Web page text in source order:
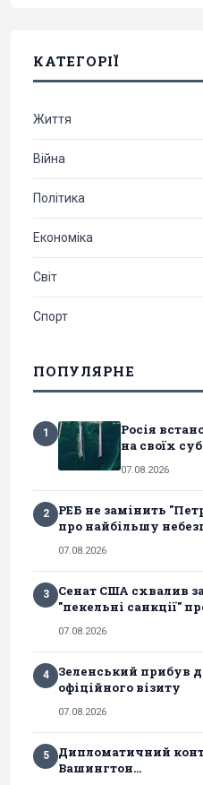
КАТЕГОРІЇ
Життя
Війна
Політика
Економіка
Світ
Спорт
ПОПУЛЯРНЕ
1
Росія
на своїх
07.08.2026
2
РЕБ не замінить
про найбільшу
07.08.2026
3
Сенат США схвалив
"пекельні санкції"
07.08.2026
4
Зеленський прибув
офіційного візиту
07.08.2026
5
Дипломатичний
Вашингтон...